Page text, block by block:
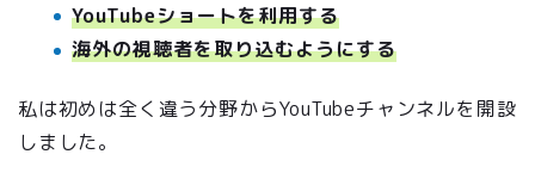
YouTubeショートを利用する
海外の視聴者を取り込むようにする
私は初めは全く違う分野からYouTubeチャンネルを開設
しました。